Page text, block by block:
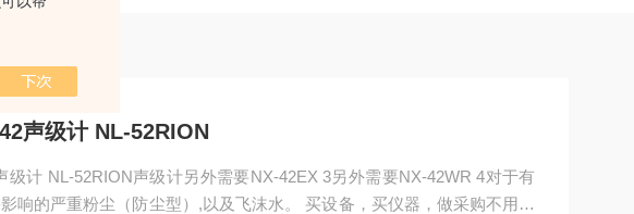
声级计 NL-52RION
级计 NL-52RION声级计另外需要NX-42EX 3另外需要NX-42WR 4对于有
响的严重粉尘（防尘型）,以及飞沫水。 买设备，买仪器，做采购不用东